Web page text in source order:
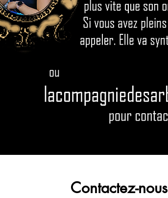
Contactez-nous